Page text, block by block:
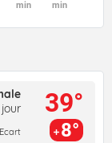
min
min
Ecart
39°
8°